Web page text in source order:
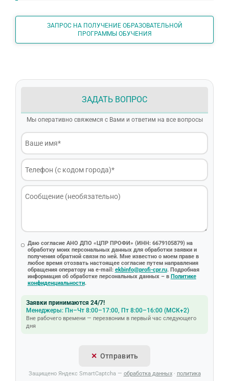
ЗАПРОС НА ПОЛУЧЕНИЕ ОБРАЗОВАТЕЛЬНОЙ
ПРОГРАММЫ ОБУЧЕНИЯ
ЗАДАТЬ ВОПРОС
Мы оперативно свяжемся с Вами и ответим на все вопросы
Даю согласие АНО ДПО «ЦПР ПРОФИ» (ИНН: 6679105879) на
обработку моих персональных данных для обработки заявки и
получения обратной связи по ней. Мне известно о моем праве в
любое время отозвать настоящее согласие путем направления
обращения оператору на e-mail: ekbinfo@profi-cpr.ru. Подробная
информация об обработке персональных данных – в Политике
конфиденциальности.
Заявки принимаются 24/7!
Менеджеры: Пн–Чт 8:00–17:00, Пт 8:00–16:00 (МСК+2)
Вне рабочего времени — перезвоним в первый час следующего
дня
Отправить
Защищено Яндекс SmartCaptcha — обработка данных· политика